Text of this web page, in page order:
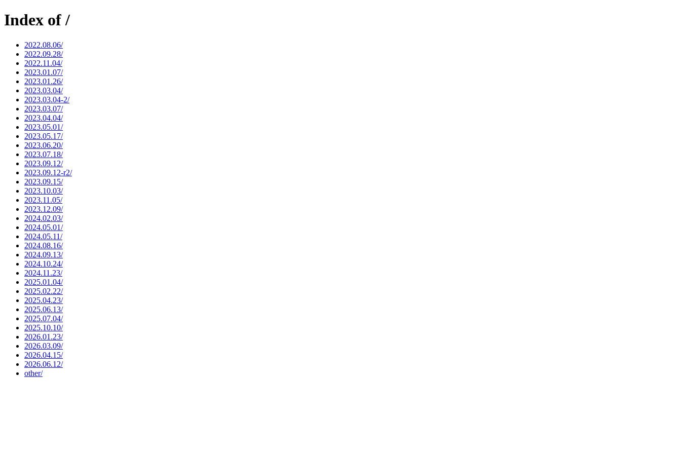
Index of /
2022.08.06/
2022.09.28/
2022.11.04/
2023.01.07/
2023.01.26/
2023.03.04/
2023.03.04-2/
2023.03.07/
2023.04.04/
2023.05.01/
2023.05.17/
2023.06.20/
2023.07.18/
2023.09.12/
2023.09.12-r2/
2023.09.15/
2023.10.03/
2023.11.05/
2023.12.09/
2024.02.03/
2024.05.01/
2024.05.11/
2024.08.16/
2024.09.13/
2024.10.24/
2024.11.23/
2025.01.04/
2025.02.22/
2025.04.23/
2025.06.13/
2025.07.04/
2025.10.10/
2026.01.23/
2026.03.09/
2026.04.15/
2026.06.12/
other/